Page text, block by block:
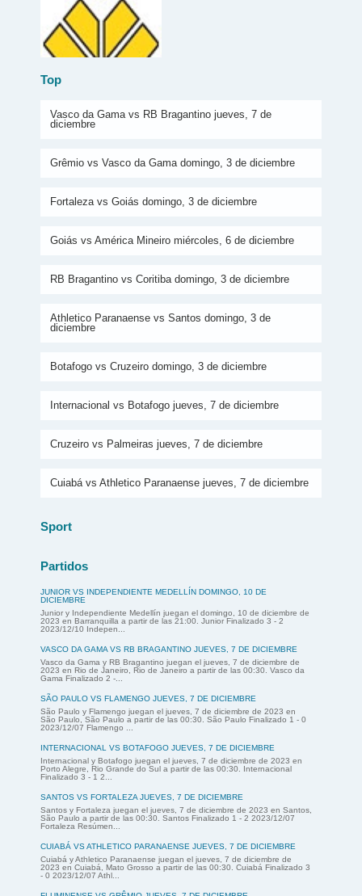
Top
Vasco da Gama vs RB Bragantino jueves, 7 de
diciembre
Grêmio vs Vasco da Gama domingo, 3 de diciembre
Fortaleza vs Goiás domingo, 3 de diciembre
Goiás vs América Mineiro miércoles, 6 de diciembre
RB Bragantino vs Coritiba domingo, 3 de diciembre
Athletico Paranaense vs Santos domingo, 3 de
diciembre
Botafogo vs Cruzeiro domingo, 3 de diciembre
Internacional vs Botafogo jueves, 7 de diciembre
Cruzeiro vs Palmeiras jueves, 7 de diciembre
Cuiabá vs Athletico Paranaense jueves, 7 de diciembre
Sport
Partidos
JUNIOR VS INDEPENDIENTE MEDELLÍN DOMINGO, 10 DE
DICIEMBRE
Junior y Independiente Medellín juegan el domingo, 10 de diciembre de
2023 en Barranquilla a partir de las 21:00. Junior Finalizado 3 - 2
2023/12/10 Indepen...
VASCO DA GAMA VS RB BRAGANTINO JUEVES, 7 DE DICIEMBRE
Vasco da Gama y RB Bragantino juegan el jueves, 7 de diciembre de
2023 en Rio de Janeiro, Rio de Janeiro a partir de las 00:30. Vasco da
Gama Finalizado 2 -...
SÃO PAULO VS FLAMENGO JUEVES, 7 DE DICIEMBRE
São Paulo y Flamengo juegan el jueves, 7 de diciembre de 2023 en
São Paulo, São Paulo a partir de las 00:30. São Paulo Finalizado 1 - 0
2023/12/07 Flamengo ...
INTERNACIONAL VS BOTAFOGO JUEVES, 7 DE DICIEMBRE
Internacional y Botafogo juegan el jueves, 7 de diciembre de 2023 en
Porto Alegre, Rio Grande do Sul a partir de las 00:30. Internacional
Finalizado 3 - 1 2...
SANTOS VS FORTALEZA JUEVES, 7 DE DICIEMBRE
Santos y Fortaleza juegan el jueves, 7 de diciembre de 2023 en Santos,
São Paulo a partir de las 00:30. Santos Finalizado 1 - 2 2023/12/07
Fortaleza Resúmen...
CUIABÁ VS ATHLETICO PARANAENSE JUEVES, 7 DE DICIEMBRE
Cuiabá y Athletico Paranaense juegan el jueves, 7 de diciembre de
2023 en Cuiabá, Mato Grosso a partir de las 00:30. Cuiabá Finalizado 3
- 0 2023/12/07 Athl...